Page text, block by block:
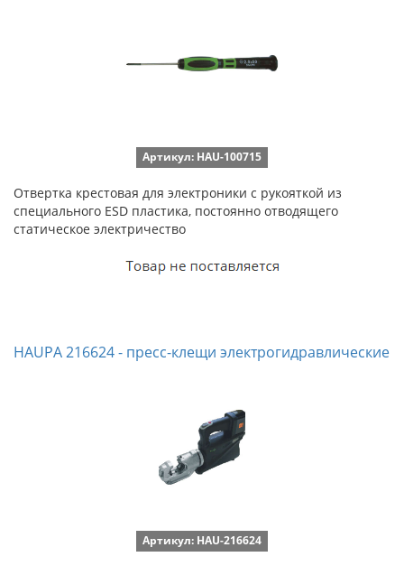
Артикул: HAU-100715
Отвертка крестовая для электроники с рукояткой из
специального ESD пластика, постоянно отводящего
статическое электричество
HAUPA 216624 - пресс-клещи электрогидравлические
Артикул: HAU-216624